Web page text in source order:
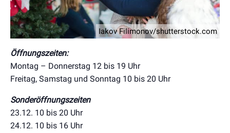
Iakov Filimonov/shutterstock.com
Öffnungszeiten:
Montag – Donnerstag 12 bis 19 Uhr
Freitag, Samstag und Sonntag 10 bis 20 Uhr
Sonderöffnungszeiten
23.12. 10 bis 20 Uhr
24.12. 10 bis 16 Uhr